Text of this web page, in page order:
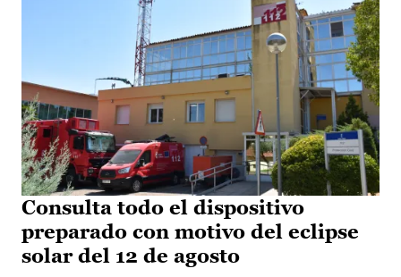
Consulta todo el dispositivo
preparado con motivo del eclipse
solar del 12 de agosto